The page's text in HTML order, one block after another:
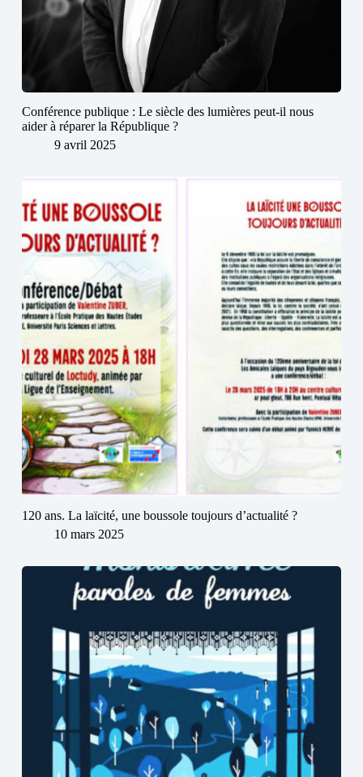
Conférence publique : Le siècle des lumières peut-il nous
aider à réparer la République ?
9 avril 2025
120 ans. La laïcité, une boussole toujours d’actualité ?
10 mars 2025